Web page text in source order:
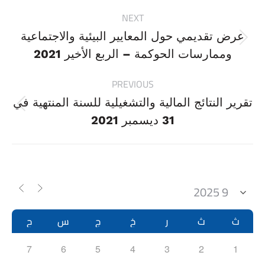
navigation
PREVIOUS
Previous
project:
تقرير النتائج المالية والتشغيلية للسنة المنتهية في
31 ديسمبر 2021
NEXT
Next
project:
عرض تقديمي حول المعايير البيئية والاجتماعية
وممارسات الحوكمة – الربع الأخير 2021
ث ث ر خ ج س ح
1
2
3
4
5
6
7